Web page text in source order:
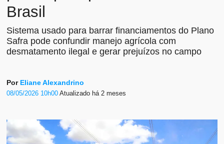
Brasil
Sistema usado para barrar financiamentos do Plano
Safra pode confundir manejo agrícola com
desmatamento ilegal e gerar prejuízos no campo
Por Eliane Alexandrino
08/05/2026 10h00Atualizado há 2 meses